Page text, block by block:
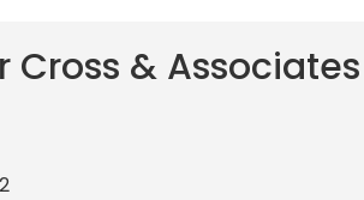
Cross & Associates